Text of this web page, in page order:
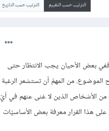
الترتيب حسب التقييم الترتيب حسب التاريخ
بعض الأحيان يجب الانتظار حتى
الموضوع. من المهمّ أن تستشعر الرغبة
من الأشخاص الذين لا غنى عنهم في أيّ
هذا القرار معرفة بعض الأساسيّات